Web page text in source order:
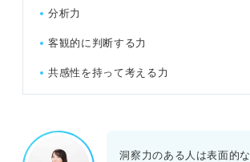
分析力
客観的に判断する力
共感性を持って考える力
洞察力のある人は表面的
医療業界
①本質を見抜く力